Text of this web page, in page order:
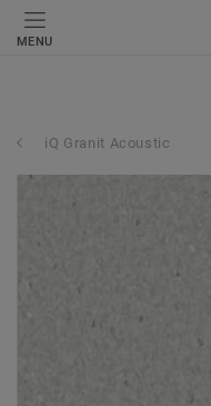
MENU
iQ Granit Acoustic